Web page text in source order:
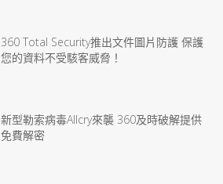
360 Total Security推出文件圖片防護 保護
您的資料不受駭客威脅！
新型勒索病毒Allcry來襲 360及時破解提供
免費解密